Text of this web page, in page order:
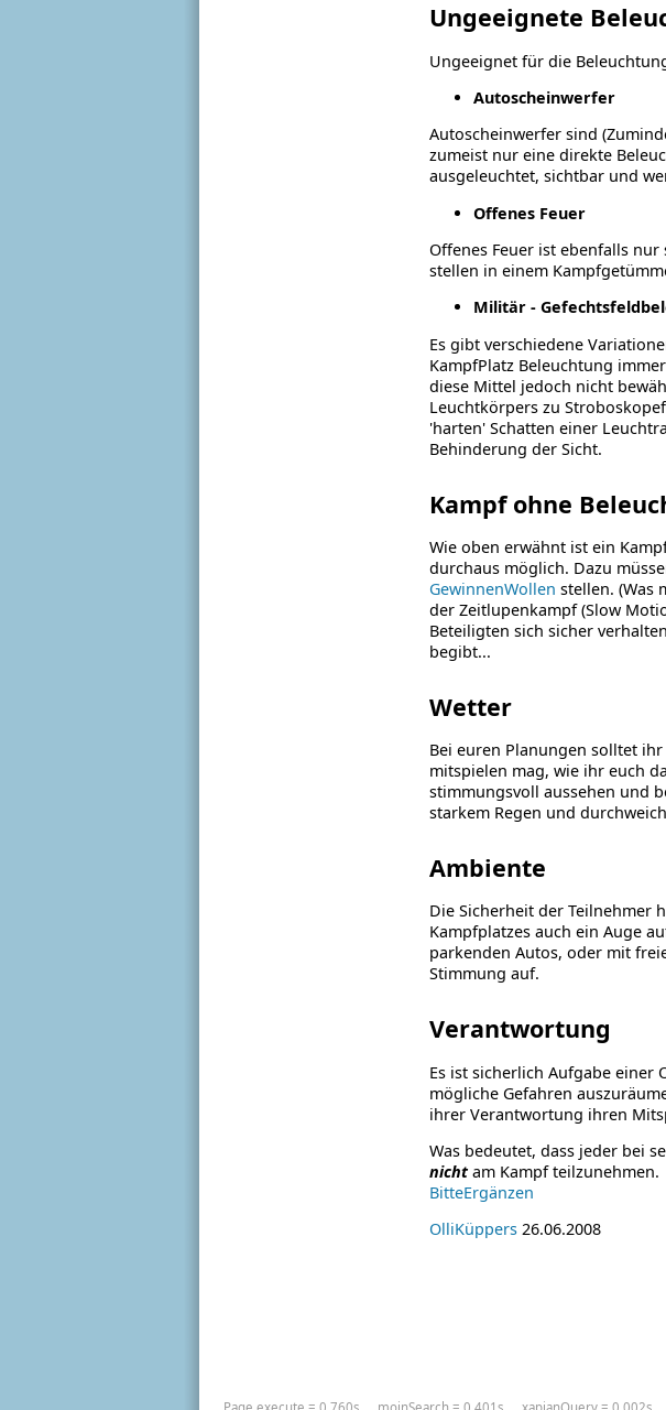
Ungeeignete
Ungeeignet für die
Autoscheinwerfer
Autoscheinwerfer sind
zumeist nur eine direkte
ausgeleuchtet, sichtbar und
Offenes Feuer
Offenes Feuer ist ebenfalls
stellen in einem
Militär -
Es gibt verschiedene
KampfPlatz Beleuchtung
diese Mittel jedoch nicht
Leuchtkörpers zu
'harten' Schatten einer
Behinderung der Sicht.
Kampf ohne
Wie oben erwähnt ist ein
durchaus möglich. Dazu
GewinnenWollen stellen. (Was
der Zeitlupenkampf (Slow
Beteiligten sich sicher
begibt...
Wetter
Bei euren Planungen solltet
mitspielen mag, wie ihr euch
stimmungsvoll aussehen und
starkem Regen und
Ambiente
Die Sicherheit der Teilnehmer
Kampfplatzes auch ein Auge
parkenden Autos, oder mit
Stimmung auf.
Verantwortung
Es ist sicherlich Aufgabe einer
mögliche Gefahren
ihrer Verantwortung ihren
Was bedeutet, dass jeder bei
nichtam Kampf teilzunehmen.
BitteErgänzen
OlliKüppers26.06.2008